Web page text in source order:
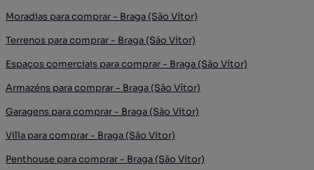
Moradias para comprar - Braga (São Vítor)
Terrenos para comprar - Braga (São Vítor)
Espaços comerciais para comprar - Braga (São Vítor)
Armazéns para comprar - Braga (São Vítor)
Garagens para comprar - Braga (São Vítor)
Villa para comprar - Braga (São Vítor)
Penthouse para comprar - Braga (São Vítor)